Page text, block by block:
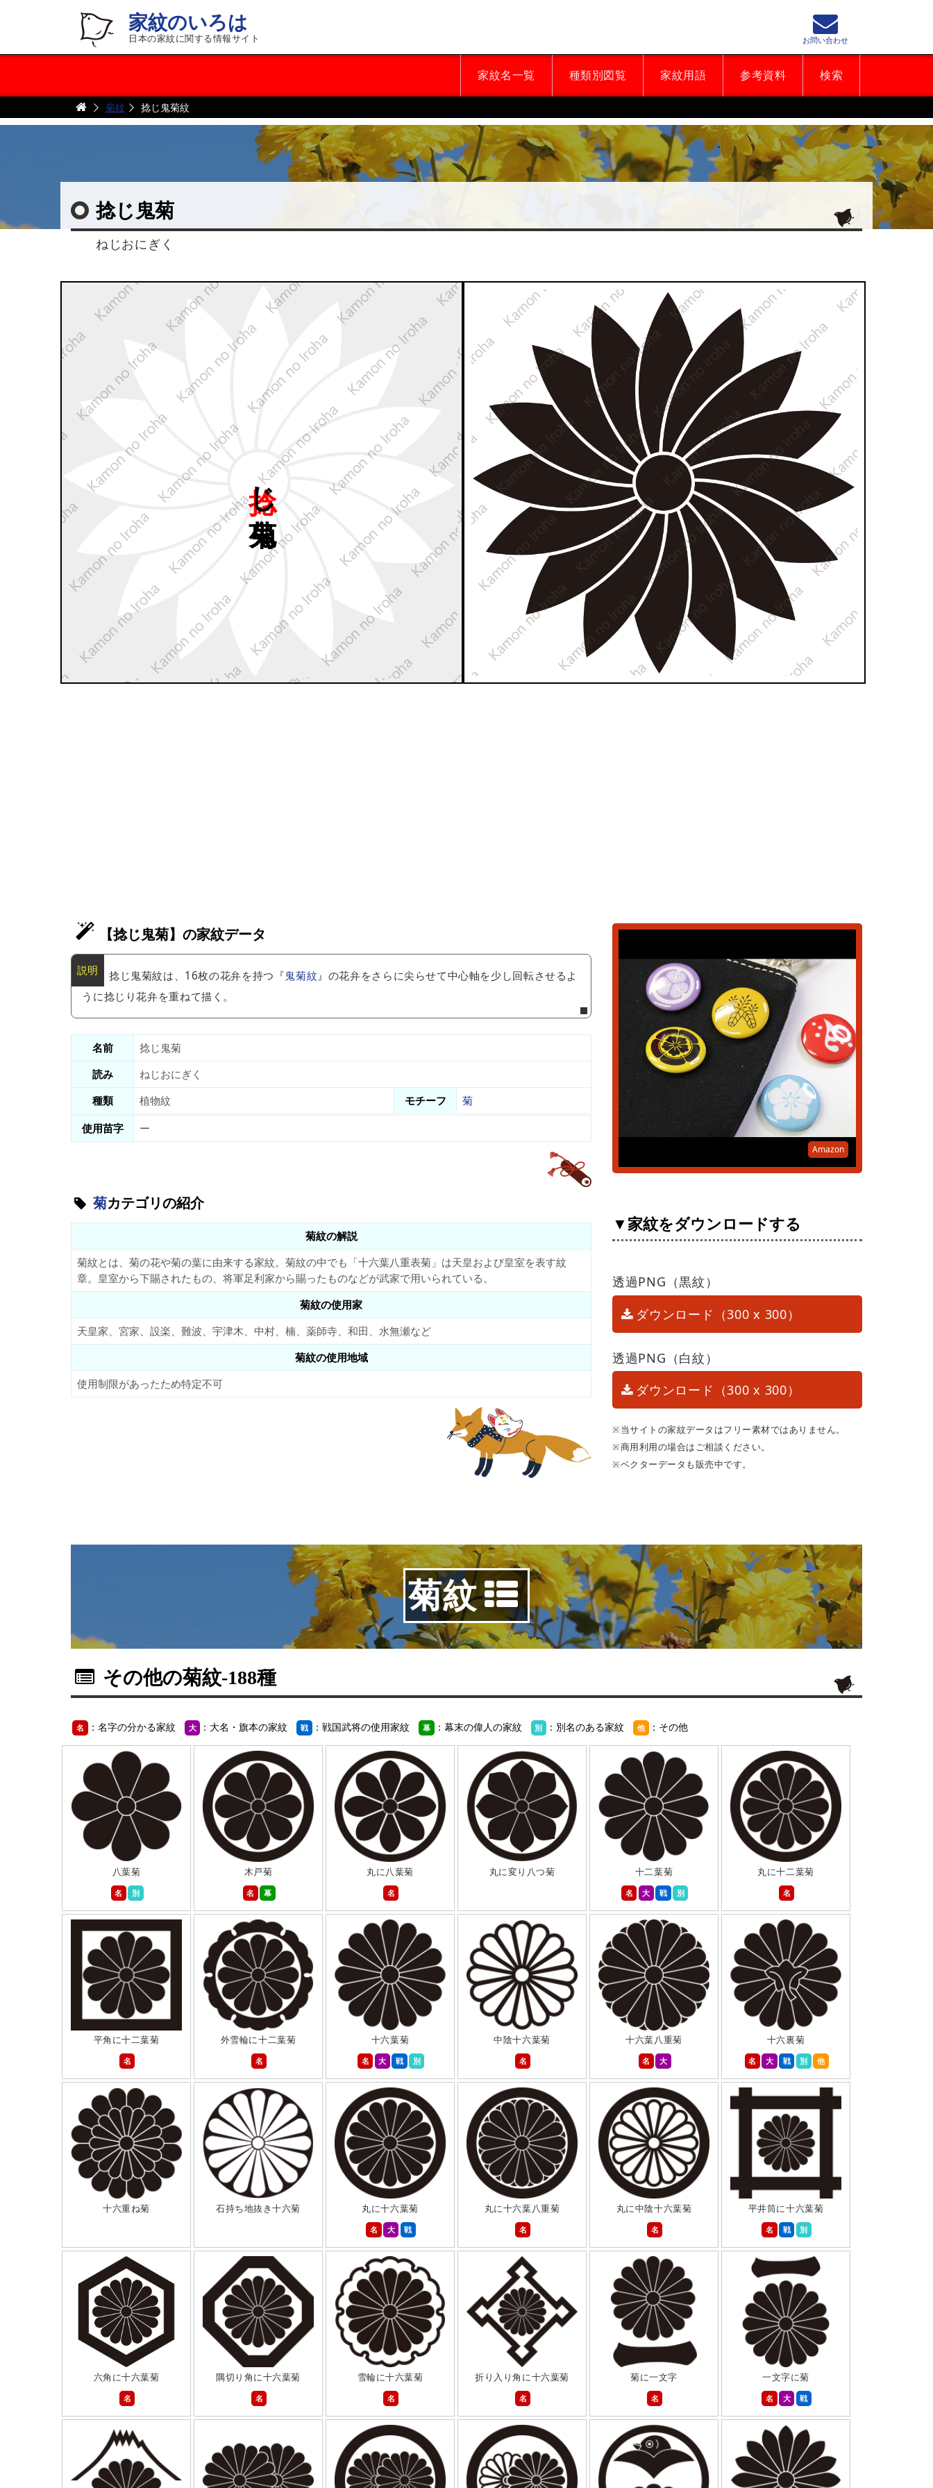
家紋のいろは
日本の家紋に関する情報サイト
家紋名一覧 種類別図覧 家紋用語 参考資料 検索
お問い合わせ
菊紋 捻じ鬼菊紋
捻じ鬼菊
ねじおにぎく
鬼菊
【捻じ鬼菊】の家紋データ
捻じ鬼菊紋は、16枚の花弁を持つ『鬼菊紋』の花弁をさらに尖らせて中心軸を少し回転させるよ
うに捻じり花弁を重ねて描く。
名前
捻じ鬼菊
読み
ねじおにぎく
種類
植物紋 モチーフ
菊
使用苗字
ー
菊カテゴリの紹介
菊紋の解説
菊紋とは、菊の花や菊の葉に由来する家紋。菊紋の中でも「十六葉八重表菊」は天皇および皇室を表す紋
章。皇室から下賜されたもの、将軍足利家から賜ったものなどが武家で用いられている。
菊紋の使用家
天皇家、宮家、設楽、難波、宇津木、中村、楠、薬師寺、和田、水無瀬など
菊紋の使用地域
使用制限があったため特定不可
Amazon
▼家紋をダウンロードする
透過PNG（黒紋）
ダウンロード（300 x 300）
透過PNG（白紋）
ダウンロード（300 x 300）
※当サイトの家紋データはフリー素材ではありません。
※商用利用の場合はご相談ください。
※ベクターデータも販売中です。
菊紋
その他の菊紋-188種
名 ：名字の分かる家紋 大 ：大名・旗本の家紋 戦 ：戦国武将の使用家紋 幕 ：幕末の偉人の家紋 別 ：別名のある家紋 他 ：その他
八葉菊
名
別
木戸菊
名
幕
丸に八葉菊
名
丸に変り八つ菊
十二葉菊
名
大 戦 別
丸に十二葉菊
名
平角に十二葉菊
名
外雪輪に十二葉菊
名
十六葉菊
名
大 戦 別
中陰十六葉菊
名
十六葉八重菊
名
大
十六裏菊
名
大 戦 別 他
十六重ね菊 石持ち地抜き十六菊
丸に十六葉菊
名
大 戦
丸に十六葉八重菊
名
丸に中陰十六葉菊
名
平井筒に十六葉菊
名
戦 別
六角に十六葉菊
名
隅切り角に十六葉菊
名
雪輪に十六葉菊
名
折り入り角に十六葉菊
名
菊に一文字
名
一文字に菊
名
大 戦